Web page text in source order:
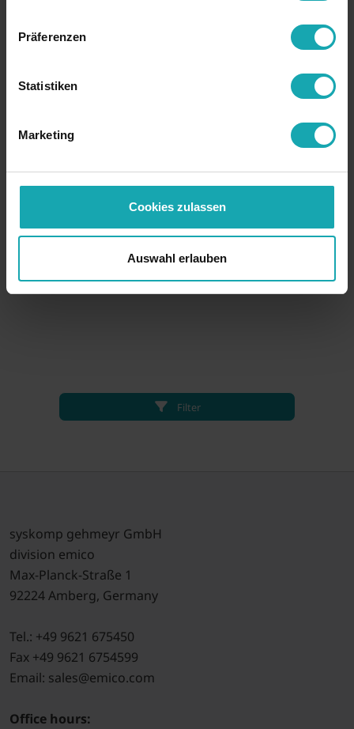
Präferenzen
Statistiken
Marketing
Cookies zulassen
Auswahl erlauben
Filter
syskomp gehmeyr GmbH
division emico
Max-Planck-Straße 1
92224 Amberg, Germany
Tel.: +49 9621 675450
Fax +49 9621 6754599
Email: sales@emico.com
Office hours: